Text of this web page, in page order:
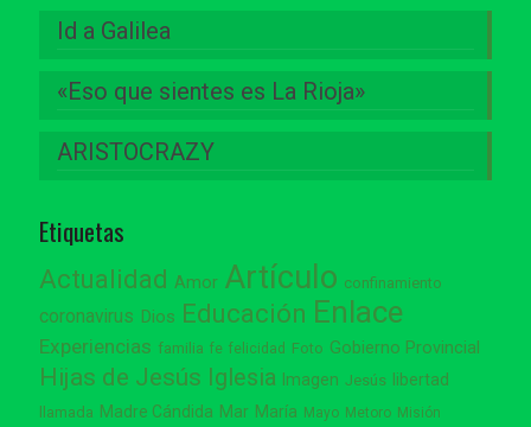
Id a Galilea
«Eso que sientes es La Rioja»
ARISTOCRAZY
Etiquetas
Actualidad Amor Artículo confinamiento
coronavirus Dios Educación Enlace
Experiencias familia fe felicidad Foto Gobierno Provincial
Hijas de Jesús Iglesia Imagen Jesús libertad
llamada Madre Cándida Mar María Mayo Metoro Misión